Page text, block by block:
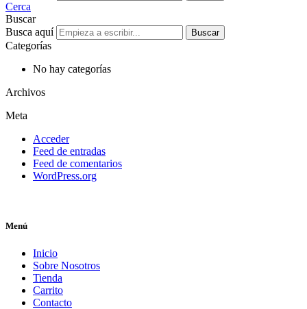
Cerca
Buscar
Busca aquí
Buscar
Categorías
No hay categorías
Archivos
Meta
Acceder
Feed de entradas
Feed de comentarios
WordPress.org
Menú
Inicio
Sobre Nosotros
Tienda
Carrito
Contacto